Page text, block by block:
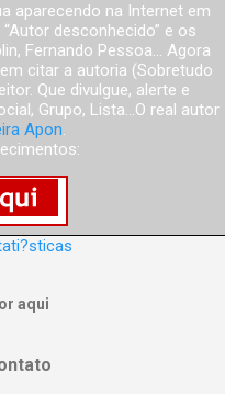
aparecendo na Internet em
desconhecido” e os
Fernando Pessoa... Agora
citar a autoria (Sobretudo
Que divulgue, alerte e
Grupo, Lista...O real autor
Apon.
aqui